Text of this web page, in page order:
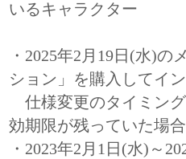
いるキャラクター
・2025年2月19日(水)
ション」を購入してイ
仕様変更のタイミン
効期限が残っていた場合
・2023年2月1日(水)～